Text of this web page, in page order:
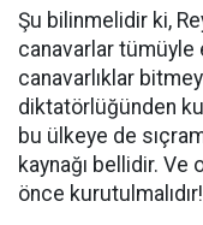
Şu bilinmelidir ki,
canavarlar
canavarlıklar
diktatörlüğünden
bu ülkeye de
kaynağı bellidir. Ve
önce kurutulmalıdır!